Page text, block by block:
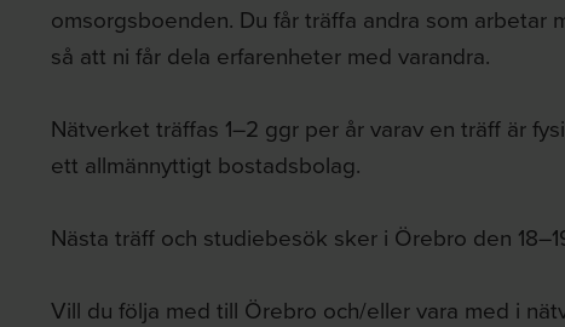
omsorgsboenden. Du får träffa andra som arbetar
så att ni får dela erfarenheter med varandra.
Nätverket träffas 1–2 ggr per år varav en träff är
ett allmännyttigt bostadsbolag.
Nästa träff och studiebesök sker i Örebro den
Vill du följa med till Örebro och/eller vara med i